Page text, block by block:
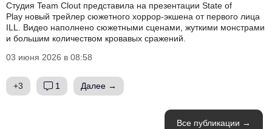
Студия Team Clout представила на презентации State of
Play новый трейлер сюжетного хоррор-экшена от первого лица
ILL. Видео наполнено сюжетными сценами, жуткими монстрами
и большим количеством кровавых сражений.
03 июня 2026 в 08:58
+3 1 Далее →
Все публикации →